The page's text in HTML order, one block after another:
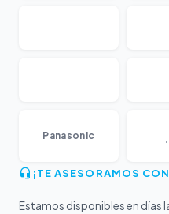
Panasonic
¡TE ASESORAMOS
Estamos disponibles en días